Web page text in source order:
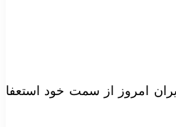
امروز از سمت خود استعفا